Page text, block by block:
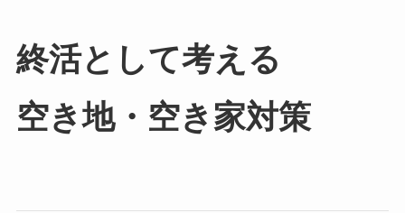
終活と​して​考える​
空き地・​空き家対策